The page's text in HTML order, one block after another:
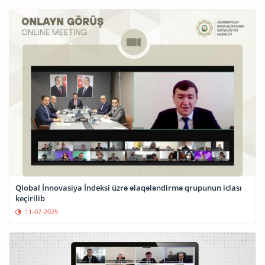
Qlobal İnnovasiya İndeksi üzrə əlaqələndirmə qrupunun iclası
keçirilib
11-07-2025